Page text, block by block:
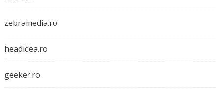
zebramedia.ro
headidea.ro
geeker.ro